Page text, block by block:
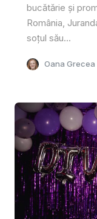
bucătărie și
România,
soțul său...
Oana Grecea